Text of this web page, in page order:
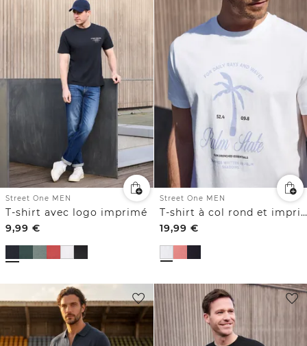
Street One MEN
T-shirt avec logo imprimé
9,99 €
Street One MEN
T-shirt à col rond et imprimé sur le devant
19,99 €